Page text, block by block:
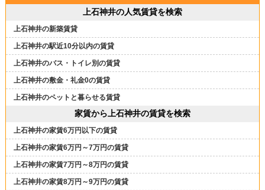
上石神井の人気賃貸を検索
上石神井の新築賃貸
上石神井の駅近10分以内の賃貸
上石神井のバス・トイレ別の賃貸
上石神井の敷金・礼金0の賃貸
上石神井のペットと暮らせる賃貸
家賃から上石神井の賃貸を検索
上石神井の家賃6万円以下の賃貸
上石神井の家賃6万円～7万円の賃貸
上石神井の家賃7万円～8万円の賃貸
上石神井の家賃8万円～9万円の賃貸